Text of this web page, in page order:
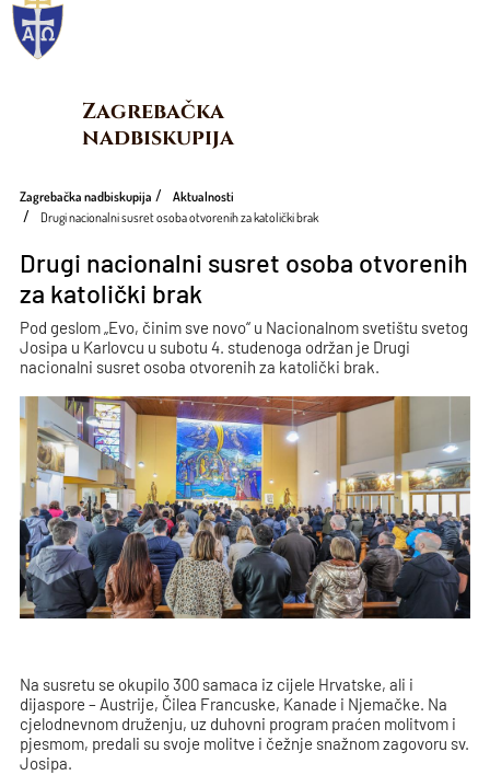
Zagrebačka
nadbiskupija
Zagrebačka nadbiskupija
Aktualnosti
Drugi nacionalni susret osoba otvorenih za katolički brak
Drugi nacionalni susret osoba otvorenih
za katolički brak
Pod geslom „Evo, činim sve novo“ u Nacionalnom svetištu svetog
Josipa u Karlovcu u subotu 4. studenoga održan je Drugi
nacionalni susret osoba otvorenih za katolički brak.
Na susretu se okupilo 300 samaca iz cijele Hrvatske, ali i
dijaspore – Austrije, Čilea Francuske, Kanade i Njemačke. Na
cjelodnevnom druženju, uz duhovni program praćen molitvom i
pjesmom, predali su svoje molitve i čežnje snažnom zagovoru sv.
Josipa.